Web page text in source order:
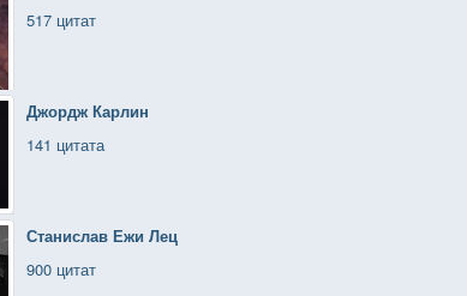
517 цитат
Джордж Карлин
141 цитата
Станислав Ежи Лец
900 цитат